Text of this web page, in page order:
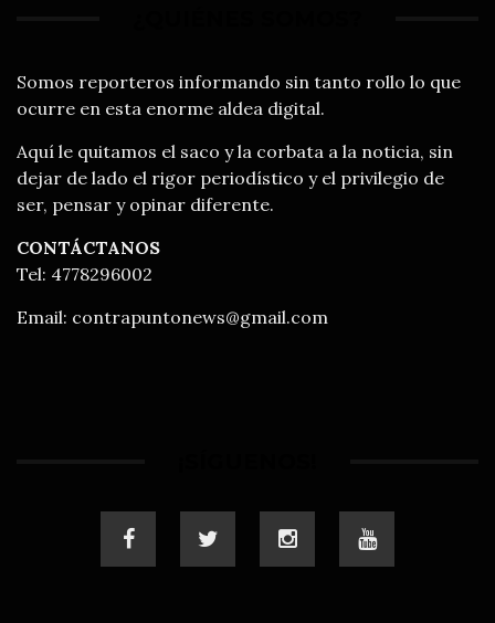
Somos reporteros informando sin tanto rollo lo que
ocurre en esta enorme aldea digital.
Aquí le quitamos el saco y la corbata a la noticia, sin
dejar de lado el rigor periodístico y el privilegio de
ser, pensar y opinar diferente.
CONTÁCTANOS
Tel: 4778296002
Email: contrapuntonews@gmail.com